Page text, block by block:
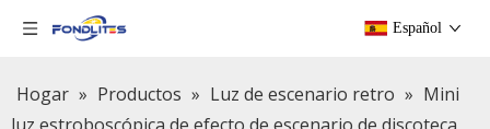
Español
Hogar » Productos » Luz de escenario retro » Mini